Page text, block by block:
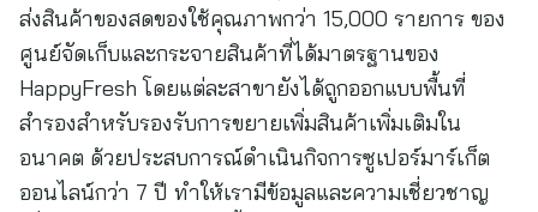
ส่งสินค้าของสดของใช้คุณภาพกว่า 15,000 รายการ ของ
ศูนย์จัดเก็บและกระจายสินค้าที่ได้มาตรฐานของ
HappyFresh โดยแต่ละสาขายังได้ถูกออกแบบพื้นที่
สำรองสำหรับรองรับการขยายเพิ่มสินค้าเพิ่มเติมใน
อนาคต ด้วยประสบการณ์ดำเนินกิจการซูเปอร์มาร์เก็ต
ออนไลน์กว่า 7 ปี ทำให้เรามีข้อมูลและความเชี่ยวชาญ